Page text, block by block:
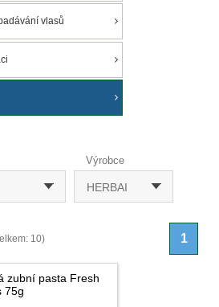
vlasů
Výrobce
HERBAI
10) 1
zubní pasta Fresh
75g